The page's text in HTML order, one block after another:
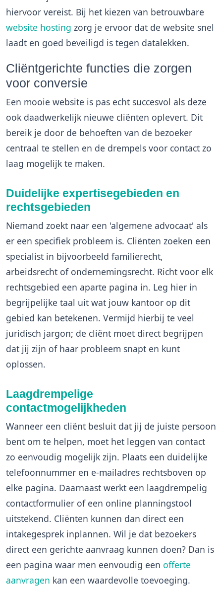
hiervoor vereist. Bij het kiezen van betrouwbare
website hosting zorg je ervoor dat de website snel
laadt en goed beveiligd is tegen datalekken.
Cliëntgerichte functies die zorgen
voor conversie
Een mooie website is pas echt succesvol als deze
ook daadwerkelijk nieuwe cliënten oplevert. Dit
bereik je door de behoeften van de bezoeker
centraal te stellen en de drempels voor contact zo
laag mogelijk te maken.
Duidelijke expertisegebieden en
rechtsgebieden
Niemand zoekt naar een 'algemene advocaat' als
er een specifiek probleem is. Cliënten zoeken een
specialist in bijvoorbeeld familierecht,
arbeidsrecht of ondernemingsrecht. Richt voor elk
rechtsgebied een aparte pagina in. Leg hier in
begrijpelijke taal uit wat jouw kantoor op dit
gebied kan betekenen. Vermijd hierbij te veel
juridisch jargon; de cliënt moet direct begrijpen
dat jij zijn of haar probleem snapt en kunt
oplossen.
Laagdrempelige
contactmogelijkheden
Wanneer een cliënt besluit dat jij de juiste persoon
bent om te helpen, moet het leggen van contact
zo eenvoudig mogelijk zijn. Plaats een duidelijke
telefoonnummer en e-mailadres rechtsboven op
elke pagina. Daarnaast werkt een laagdrempelig
contactformulier of een online planningstool
uitstekend. Cliënten kunnen dan direct een
intakegesprek inplannen. Wil je dat bezoekers
direct een gerichte aanvraag kunnen doen? Dan is
een pagina waar men eenvoudig een offerte
aanvragen kan een waardevolle toevoeging.